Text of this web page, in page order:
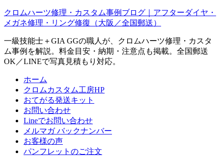
クロムハーツ修理・カスタム事例ブログ｜アフターダイヤ・
メガネ修理・リング修復（大阪／全国郵送）
一級技能士＋GIA GGの職人が、クロムハーツ修理・カスタ
ム事例を解説。料金目安・納期・注意点も掲載。全国郵送
OK／LINEで写真見積もり対応。
ホーム
クロムカスタム工房HP
おてがる発送キット
お問い合わせ
Lineでお問い合わせ
メルマガ バックナンバー
お客様の声
パンフレットのご注文